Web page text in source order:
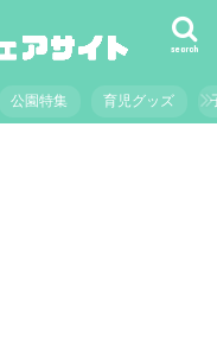
search
公園特集 育児グッズ